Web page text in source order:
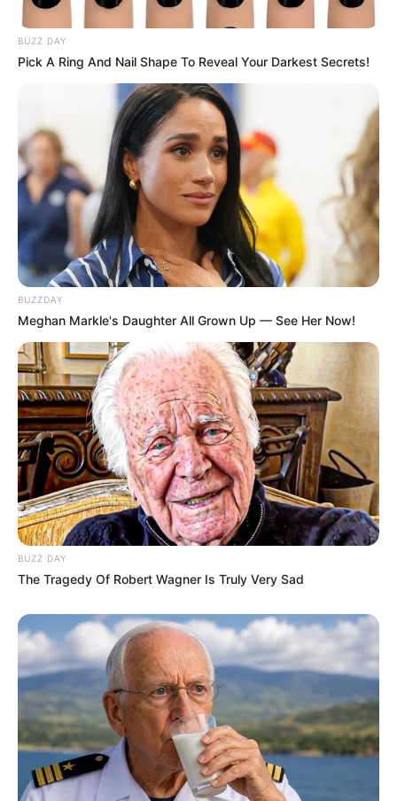
BUZZ DAY
Pick A Ring And Nail Shape To Reveal Your Darkest Secrets!
BUZZDAY
Meghan Markle's Daughter All Grown Up — See Her Now!
BUZZ DAY
The Tragedy Of Robert Wagner Is Truly Very Sad